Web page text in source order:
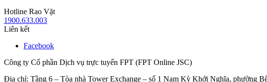
Hotline Rao Vặt
1900.633.003
Liên kết
Facebook
Công ty Cổ phần Dịch vụ trực tuyến FPT (FPT Online JSC)
Địa chỉ: Tầng 6 – Tòa nhà Tower Exchange – số 1 Nam Kỳ Khởi Nghĩa, phường